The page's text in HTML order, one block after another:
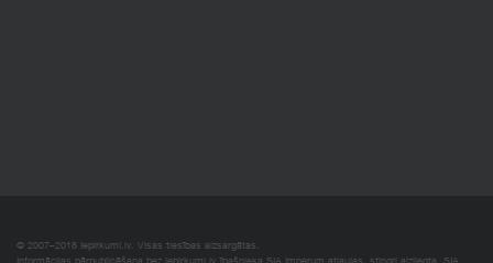
© 2007–2018 Iepirkumi.lv. Visas tiesības aizsargātas.